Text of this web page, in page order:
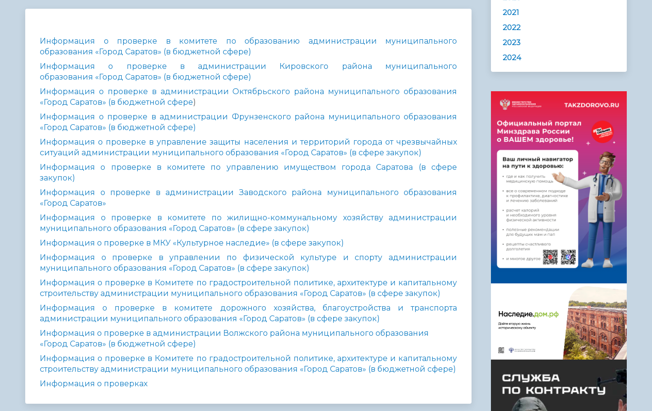
Информация о проверке в комитете по образованию администрации муниципального
образования «Город Саратов» (в бюджетной сфере)
Информация о проверке в администрации Кировского района муниципального
образования «Город Саратов» (в бюджетной сфере)
Информация о проверке в администрации Октябрьского района муниципального образования
«Город Саратов» (в бюджетной сфере)
Информация о проверке в администрации Фрунзенского района муниципального образования
«Город Саратов» (в бюджетной сфере)
Информация о проверке в управление защиты населения и территорий города от чрезвычайных
ситуаций администрации муниципального образования «Город Саратов» (в сфере закупок)
Информация о проверке в комитете по управлению имуществом города Саратова (в сфере
закупок)
Информация о проверке в администрации Заводского района муниципального образования
«Город Саратов»
Информация о проверке в комитете по жилищно-коммунальному хозяйству администрации
муниципального образования «Город Саратов» (в сфере закупок)
Информация о проверке в МКУ «Культурное наследие» (в сфере закупок)
Информация о проверке в управлении по физической культуре и спорту администрации
муниципального образования «Город Саратов» (в сфере закупок)
Информация о проверке в Комитете по градостроительной политике, архитектуре и капитальному
строительству администрации муниципального образования «Город Саратов» (в сфере закупок)
Информация о проверке в комитете дорожного хозяйства, благоустройства и транспорта
администрации муниципального образования «Город Саратов» (в сфере закупок)
Информация о проверке в администрации Волжского района муниципального образования
«Город Саратов» (в бюджетной сфере)
Информация о проверке в Комитете по градостроительной политике, архитектуре и капитальному
строительству администрации муниципального образования «Город Саратов» (в бюджетной сфере)
Информация о проверках
2021
2022
2023
2024